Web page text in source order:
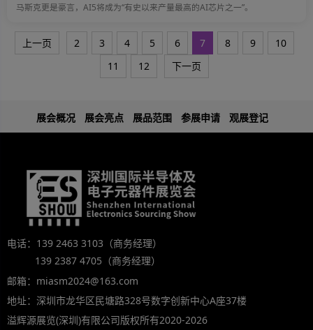
马斯克更是豪言，AI5将成为“有史以来产量最高的AI芯片之一”。
上一页 2 3 4 5 6 7 8 9
10
11
12 下一页
展会概况 展会亮点 展品范围 参展申请 观展登记
电话：139 2463 3103（商务经理）
139 2387 4705（商务经理）
邮箱：miasm2024@163.com
地址：深圳市龙华区民塘路328号数字创新中心A座37楼
溢辉源展览(深圳)有限公司版权所有2020-2026